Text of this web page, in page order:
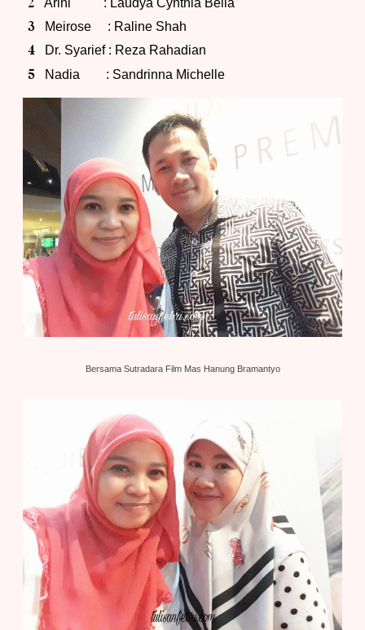
Arini : Laudya Cynthia Bella
Meirose : Raline Shah
Dr. Syarief : Reza Rahadian
Nadia : Sandrinna Michelle
Bersama Sutradara Film Mas Hanung Bramantyo